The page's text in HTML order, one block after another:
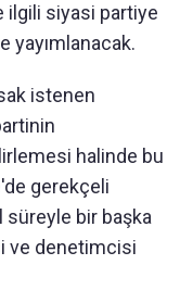
ilgili siyasi partiye
yayımlanacak.
istenen
halinde bu
gerekçeli
süreyle bir başka
ve denetimcisi